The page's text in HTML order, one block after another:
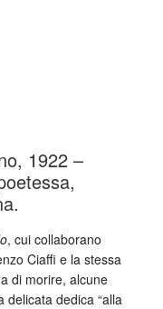
1922 –
, cui collaborano
Ciaffi e la stessa
di morire, alcune
delicata dedica “alla